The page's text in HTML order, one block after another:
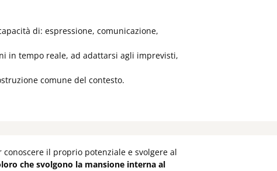
di: espressione, comunicazione,
in tempo reale, ad adattarsi agli imprevisti,
comune del contesto.
il proprio potenziale e svolgere al
che svolgono la mansione interna al